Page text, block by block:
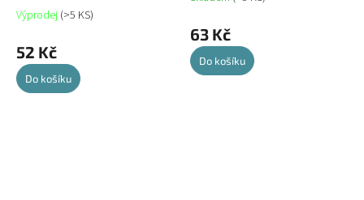
Výprodej (>5 KS)
52 Kč
Do košíku
63 Kč
Do košíku